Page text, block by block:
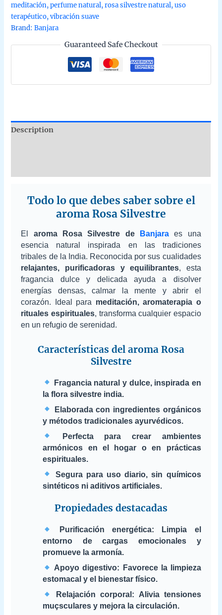
10ml
quantity
meditación,perfume natural,rosa silvestre natural,uso
terapéutico,vibración suave
Brand:Banjara
Guaranteed Safe Checkout
Description
Todo lo que debes saber sobre el
aroma Rosa Silvestre
El aroma Rosa Silvestre de Banjaraes una
esencia natural inspirada en las tradiciones
tribales de la India. Reconocida por sus cualidades
relajantes, purificadoras y equilibrantes, esta
fragancia dulce y delicada ayuda a disolver
energías densas, calmar la mente y abrir el
corazón. Ideal para meditación, aromaterapia o
rituales espirituales, transforma cualquier espacio
en un refugio de serenidad.
Características del aroma Rosa
Silvestre
Fragancia natural y dulce, inspirada en
la flora silvestre india.
Elaborada con ingredientes orgánicos
y métodos tradicionales ayurvédicos.
Perfecta para crear ambientes
armónicos en el hogar o en prácticas
espirituales.
Segura para uso diario, sin químicos
sintéticos ni aditivos artificiales.
Propiedades destacadas
Purificación energética: Limpia el
entorno de cargas emocionales y
promueve la armonía.
Apoyo digestivo: Favorece la limpieza
estomacal y el bienestar físico.
Relajación corporal: Alivia tensiones
muçsculares y mejora la circulación.